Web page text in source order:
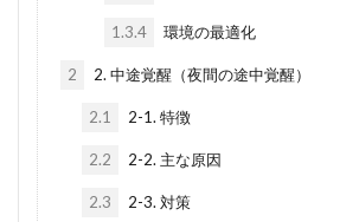
1.3.4 環境の最適化
2 2. 中途覚醒（夜間の途中覚醒）
2.1 2-1. 特徴
2.2 2-2. 主な原因
2.3 2-3. 対策